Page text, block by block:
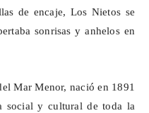
de encaje, Los Nietos se
sonrisas y anhelos en
Mar Menor, nació en 1891
social y cultural de toda la